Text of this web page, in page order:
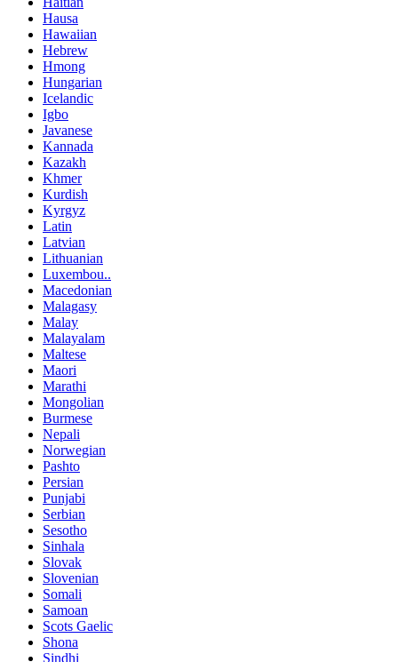
Hausa
Hawaiian
Hebrew
Hmong
Hungarian
Icelandic
Igbo
Javanese
Kannada
Kazakh
Khmer
Kurdish
Kyrgyz
Latin
Latvian
Lithuanian
Luxembou..
Macedonian
Malagasy
Malay
Malayalam
Maltese
Maori
Marathi
Mongolian
Burmese
Nepali
Norwegian
Pashto
Persian
Punjabi
Serbian
Sesotho
Sinhala
Slovak
Slovenian
Somali
Samoan
Scots Gaelic
Shona
Sindhi